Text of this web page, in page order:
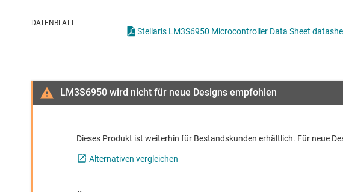
Drahtlose Konnektivität
HF & Mikrowellen
DATENBLATT
Stellaris LM3S6950 Microcontroller Data Sheet
LM3S6950 wird nicht für neue Designs empfohlen
Dieses Produkt ist weiterhin für Bestandskunden erhältlich. Für neue
Alternativen vergleichen